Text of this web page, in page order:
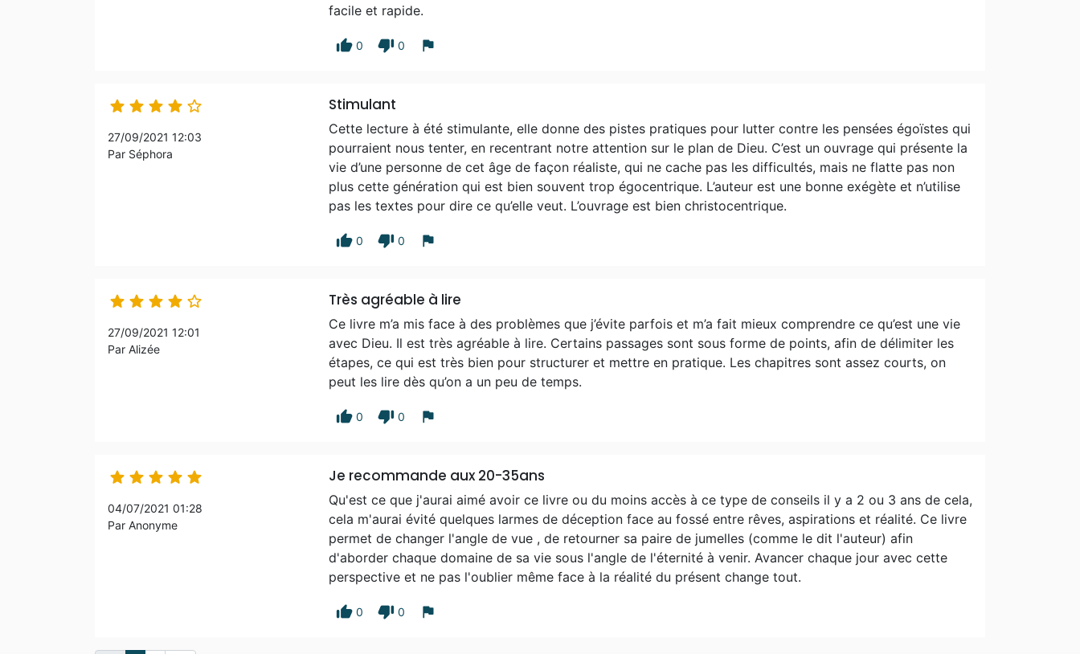
facile et rapide.
thumb_up 0 thumb_down 0 flag
    
27/09/2021 12:03
Par Séphora
Stimulant
Cette lecture à été stimulante, elle donne des pistes pratiques pour lutter contre les pensées égoïstes qui
pourraient nous tenter, en recentrant notre attention sur le plan de Dieu. C’est un ouvrage qui présente la
vie d’une personne de cet âge de façon réaliste, qui ne cache pas les difficultés, mais ne flatte pas non
plus cette génération qui est bien souvent trop égocentrique. L’auteur est une bonne exégète et n’utilise
pas les textes pour dire ce qu’elle veut. L’ouvrage est bien christocentrique.
thumb_up 0 thumb_down 0 flag
    
27/09/2021 12:01
Par Alizée
Très agréable à lire
Ce livre m’a mis face à des problèmes que j’évite parfois et m’a fait mieux comprendre ce qu’est une vie
avec Dieu. Il est très agréable à lire. Certains passages sont sous forme de points, afin de délimiter les
étapes, ce qui est très bien pour structurer et mettre en pratique. Les chapitres sont assez courts, on
peut les lire dès qu’on a un peu de temps.
thumb_up 0 thumb_down 0 flag
    
04/07/2021 01:28
Par Anonyme
Je recommande aux 20-35ans
Qu'est ce que j'aurai aimé avoir ce livre ou du moins accès à ce type de conseils il y a 2 ou 3 ans de cela,
cela m'aurai évité quelques larmes de déception face au fossé entre rêves, aspirations et réalité. Ce livre
permet de changer l'angle de vue , de retourner sa paire de jumelles (comme le dit l'auteur) afin
d'aborder chaque domaine de sa vie sous l'angle de l'éternité à venir. Avancer chaque jour avec cette
perspective et ne pas l'oublier même face à la réalité du présent change tout.
thumb_up 0 thumb_down 0 flag